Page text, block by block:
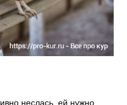
неслась, ей нужно